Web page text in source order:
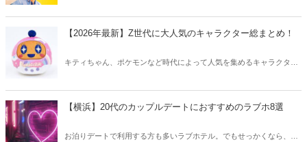
【2026年最新】Z世代に大人気のキャラクター総まとめ！
キティちゃん、ポケモンなど時代によって人気を集めるキャラクター
クしてみましょう。
【横浜】20代のカップルデートにおすすめのラブホ8選
お泊りデートで利用する方も多いラブホテル。でもせっかくなら、キ